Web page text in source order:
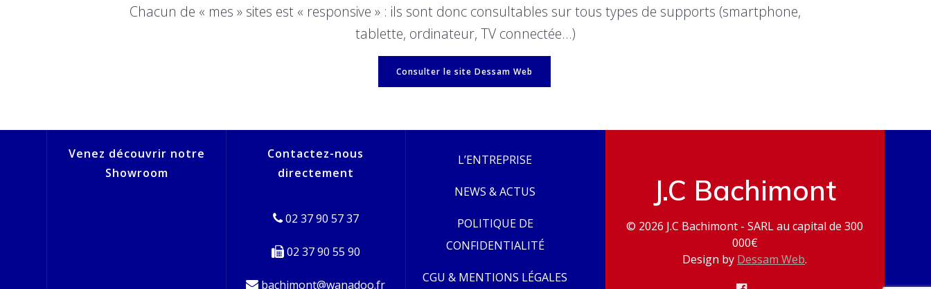
Chacun de « mes » sites est « responsive » : ils sont donc consultables sur tous types de supports (smartphone,
tablette, ordinateur, TV connectée…)
Consulter le site Dessam Web
Venez découvrir notre
Showroom
Contactez-nous
directement
02 37 90 57 37
02 37 90 55 90
bachimont@wanadoo.fr
L’ENTREPRISE
NEWS & ACTUS
POLITIQUE DE
CONFIDENTIALITÉ
CGU & MENTIONS LÉGALES
J.C Bachimont
© 2026 J.C Bachimont - SARL au capital de 300
000€
Design by Dessam Web.